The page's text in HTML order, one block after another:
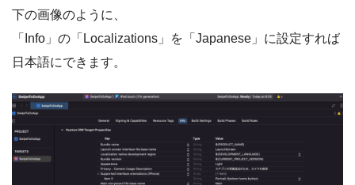
下の画像のように、
「Info」の「Localizations」を「Japanese」に設定すれば
日本語にできます。